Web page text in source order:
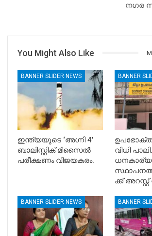
നഗര
You Might Also Like
BANNER SLIDER NEWS
ഇന്ത്യയുടെ ‘അഗ്നി 4’
ബാലിസ്റ്റിക് മിസൈൽ
പരീക്ഷണം വിജയകരം.
BANNER
വിധി
ധനകാര്യ
ക്ക്
BANNER SLIDER NEWS BANNER